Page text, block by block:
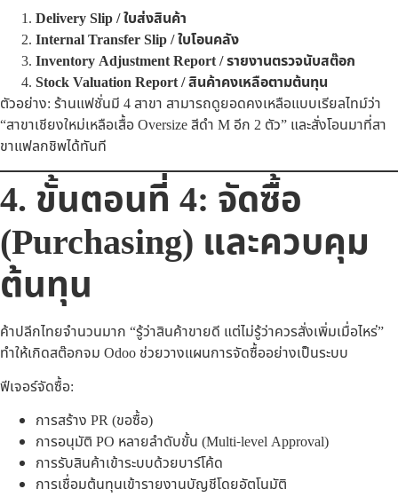
Delivery Slip / ใบส่งสินค้า
Internal Transfer Slip / ใบโอนคลัง
Inventory Adjustment Report / รายงานตรวจนับสต๊อก
Stock Valuation Report / สินค้าคงเหลือตามต้นทุน
ตัวอย่าง: ร้านแฟชั่นมี 4 สาขา สามารถดูยอดคงเหลือแบบเรียลไทม์ว่า
“สาขาเชียงใหม่เหลือเสื้อ Oversize สีดำ M อีก 2 ตัว” และสั่งโอนมาที่สา
ขาแฟลกชิพได้ทันที
4. ขั้นตอนที่ 4: จัดซื้อ
(Purchasing) และควบคุม
ต้นทุน
ค้าปลีกไทยจำนวนมาก “รู้ว่าสินค้าขายดี แต่ไม่รู้ว่าควรสั่งเพิ่มเมื่อไหร่”
ทำให้เกิดสต๊อกจม Odoo ช่วยวางแผนการจัดซื้ออย่างเป็นระบบ
ฟีเจอร์จัดซื้อ:
การสร้าง PR (ขอซื้อ)
การอนุมัติ PO หลายลำดับขั้น (Multi-level Approval)
การรับสินค้าเข้าระบบด้วยบาร์โค้ด
การเชื่อมต้นทุนเข้ารายงานบัญชีโดยอัตโนมัติ